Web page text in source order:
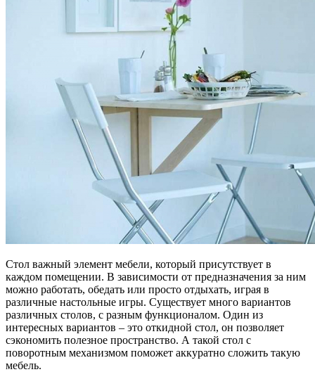
Стол важный элемент мебели, который присутствует в
каждом помещении. В зависимости от предназначения за ним
можно работать, обедать или просто отдыхать, играя в
различные настольные игры. Существует много вариантов
различных столов, с разным функционалом. Один из
интересных вариантов – это откидной стол, он позволяет
сэкономить полезное пространство. А такой стол с
поворотным механизмом поможет аккуратно сложить такую
мебель.